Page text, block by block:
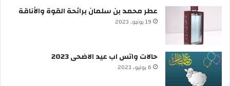
عطر محمد بن سلمان برائحة القوة والأناقة
19 يونيو، 2023
حالات واتس اب عيد الاضحى 2023
6 يونيو، 2023